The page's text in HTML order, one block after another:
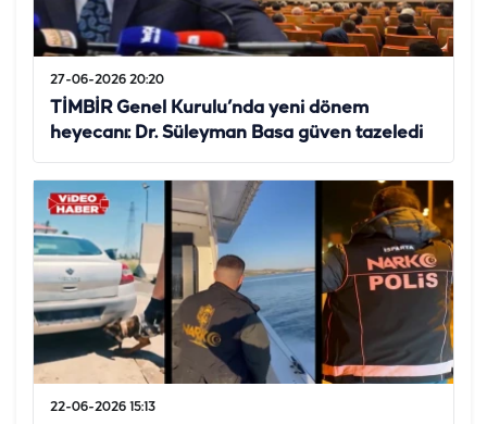
27-06-2026 20:20
TİMBİR Genel Kurulu’nda yeni dönem
heyecanı: Dr. Süleyman Basa güven tazeledi
22-06-2026 15:13